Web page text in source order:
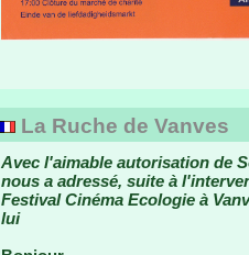
La Ruche de Vanves
Avec l'aimable autorisation de
nous a adressé, suite à
Festival Cinéma Ecologie à
lui